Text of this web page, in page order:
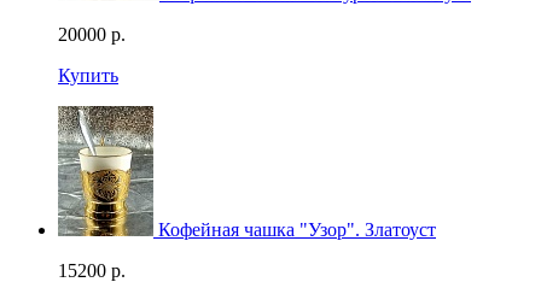
20000 р.
Купить
Кофейная чашка "Узор". Златоуст
15200 р.